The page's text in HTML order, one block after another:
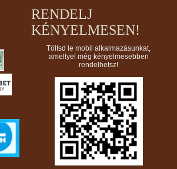
RENDELJ
KÉNYELMESEN!
Töltsd le mobil alkalmazásunkat,
amellyel még kényelmesebben
rendelhetsz!